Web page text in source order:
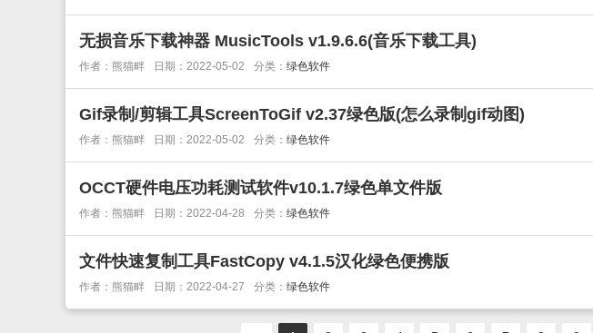
无损音乐下载神器 MusicTools v1.9.6.6(音乐下载工具)
作者：熊猫畔 日期：2022-05-02 分类： 绿色软件
Gif录制/剪辑工具ScreenToGif v2.37绿色版(怎么录制gif动图)
作者：熊猫畔 日期：2022-05-02 分类： 绿色软件
OCCT硬件电压功耗测试软件v10.1.7绿色单文件版
作者：熊猫畔 日期：2022-04-28 分类： 绿色软件
文件快速复制工具FastCopy v4.1.5汉化绿色便携版
作者：熊猫畔 日期：2022-04-27 分类： 绿色软件